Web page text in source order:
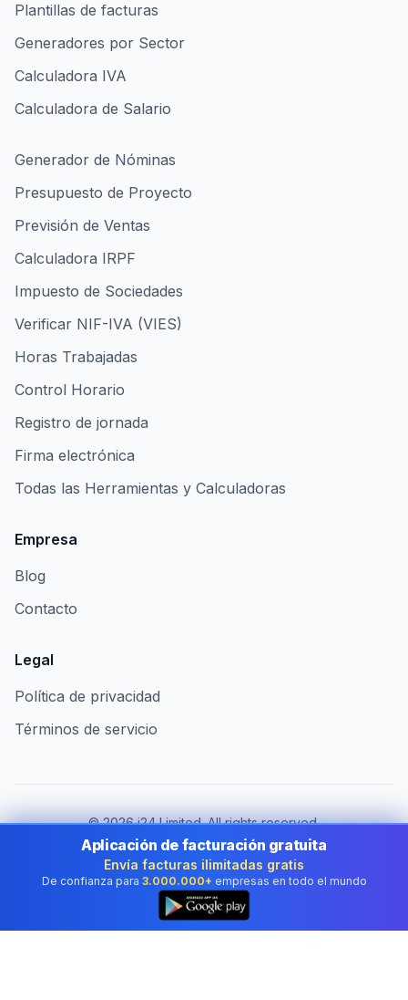
Plantillas de facturas
Generadores por Sector
Calculadora IVA
Calculadora de Salario
Generador de Nóminas
Presupuesto de Proyecto
Previsión de Ventas
Calculadora IRPF
Impuesto de Sociedades
Verificar NIF-IVA (VIES)
Horas Trabajadas
Control Horario
Registro de jornada
Firma electrónica
Todas las Herramientas y Calculadoras
Empresa
Blog
Contacto
Legal
Política de privacidad
Términos de servicio
©2026i24 Limited. All rights reserved.
Al servicio de empresas en Spain
Cambiar de país:
Spain
Aplicación de facturación gratuita
Envía facturas ilimitadas gratis
De confianza para 3.000.000+ empresas en todo el mundo